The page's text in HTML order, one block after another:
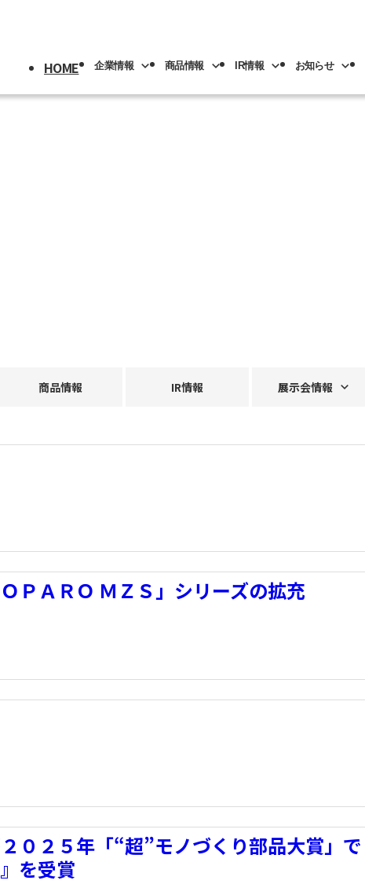
HOME
企業情報 商品情報 IR情報 お知らせ
商品情報 IR情報 展示会情報
ＰＡＲＯ ＭＺＳ」シリーズの拡充
０２５年「“超”モノづくり部品大賞」で
を受賞